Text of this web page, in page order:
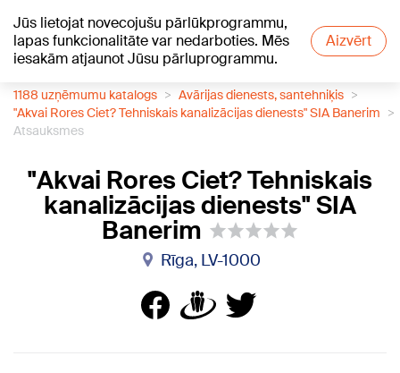
Jūs lietojat novecojušu pārlūkprogrammu,
lapas funkcionalitāte var nedarboties. Mēs
iesakām atjaunot Jūsu pārluprogrammu.
Aizvērt
+18°C
1188 uzņēmumu katalogs
Avārijas dienests, santehniķis
"Akvai Rores Ciet? Tehniskais kanalizācijas dienests" SIA Banerim
Atsauksmes
"Akvai Rores Ciet? Tehniskais
kanalizācijas dienests" SIA
Banerim
Rīga, LV-1000